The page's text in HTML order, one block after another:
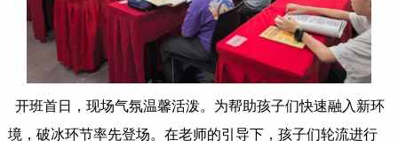
开班首日，现场气氛温馨活泼。为帮助孩子们快速融入新环
境，破冰环节率先登场。在老师的引导下，孩子们轮流进行